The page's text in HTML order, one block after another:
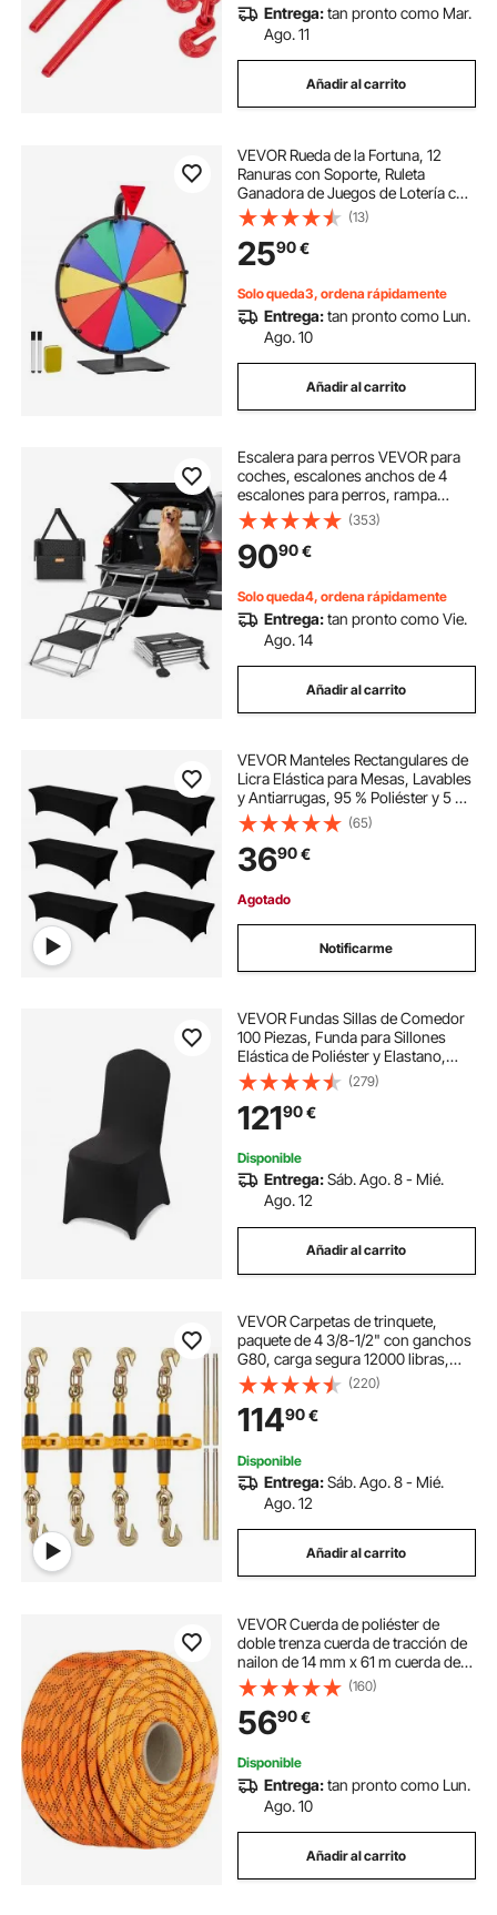
Entrega:tan pronto como Mar.
Ago. 11
Añadir al carrito
VEVOR Rueda de la Fortuna, 12
Ranuras con Soporte, Ruleta
Ganadora de Juegos de Lotería con
Borrador de Pizarra y 2
Marcadores, 6 Colores, para
Fiestas, Ferias Comerciales, 300 x
160 x 390 mm
(13)
2590€
Solo queda3, ordena rápidamente
Entrega:tan pronto como Lun.
Ago. 10
Añadir al carrito
Escalera para perros VEVOR para
coches, escalones anchos de 4
escalones para perros, rampa
plegable para perros con superficie
antideslizante, escalones portátiles
para mascotas de aluminio liviano
para coches, SUV y camiones,
soporta hasta 250 libras
(353)
9090€
Solo queda4, ordena rápidamente
Entrega:tan pronto como Vie.
Ago. 14
Añadir al carrito
VEVOR Manteles Rectangulares de
Licra Elástica para Mesas, Lavables
y Antiarrugas, 95 % Poliéster y 5 %
Elastano, para Fiestas, Bodas,
Banquetes y Festivales, Negro, 6
uds, 244 x 76 x 76 cm
(65)
3690€
Agotado
Notificarme
VEVOR Fundas Sillas de Comedor
100 Piezas, Funda para Sillones
Elástica de Poliéster y Elastano,
para Sillas de Hasta 51 x 45 x 95
cm, Tela Suave y Transpirable, para
Boda, Fiestas, Banquetes, Negro
(279)
12190€
Disponible
Entrega:Sáb. Ago. 8 - Mié.
Ago. 12
Añadir al carrito
VEVOR Carpetas de trinquete,
paquete de 4 3/8-1/2" con ganchos
G80, carga segura 12000 libras,
mango antideslizante, bridas de
cadena de transporte para asegurar
cargas, remolque de camión
(220)
11490€
Disponible
Entrega:Sáb. Ago. 8 - Mié.
Ago. 12
Añadir al carrito
VEVOR Cuerda de poliéster de
doble trenza cuerda de tracción de
nailon de 14 mm x 61 m cuerda de
tracción de poliéster de alta
resistencia para arbolistas,
jardinería, marina, actividades
diarias
(160)
5690€
Disponible
Entrega:tan pronto como Lun.
Ago. 10
Añadir al carrito